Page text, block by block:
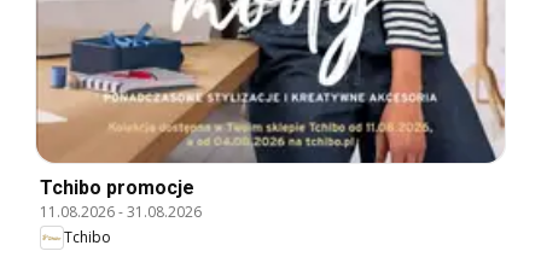
Tchibo promocje
11.08.2026-31.08.2026
Tchibo